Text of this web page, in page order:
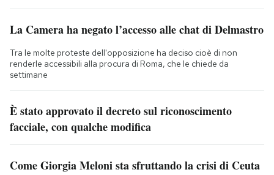
La Camera ha negato l’accesso alle chat di Delmastro
Tra le molte proteste dell'opposizione ha deciso cioè di non
renderle accessibili alla procura di Roma, che le chiede da
settimane
È stato approvato il decreto sul riconoscimento
facciale, con qualche modifica
Come Giorgia Meloni sta sfruttando la crisi di Ceuta